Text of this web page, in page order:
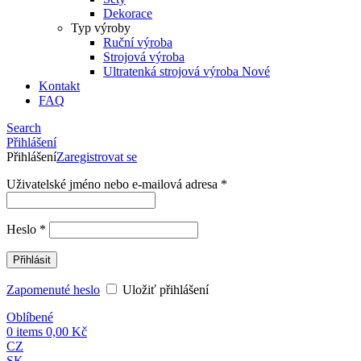
Dekorace
Typ výroby
Ruční výroba
Strojová výroba
Ultratenká strojová výroba Nové
Kontakt
FAQ
Search
Přihlášení
PřihlášeníZaregistrovat se
Uživatelské jméno nebo e-mailová adresa *
Heslo *
Přihlásit
Zapomenuté heslo
Uložiť přihlášení
Oblíbené
0 items 0,00 Kč
CZ